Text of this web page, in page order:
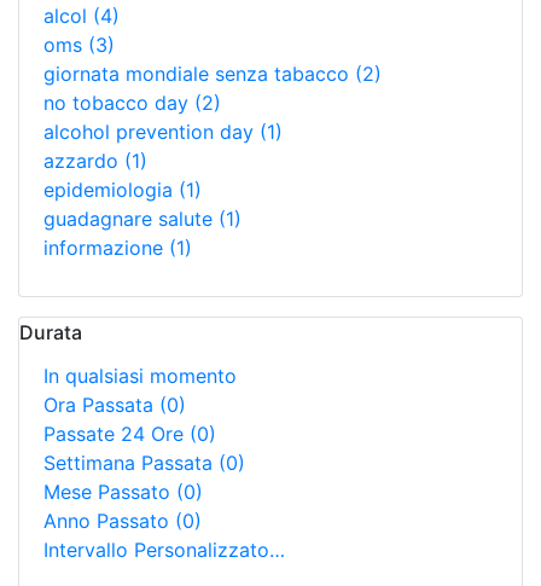
alcol (4)
oms (3)
giornata mondiale senza tabacco (2)
no tobacco day (2)
alcohol prevention day (1)
azzardo (1)
epidemiologia (1)
guadagnare salute (1)
informazione (1)
Durata
In qualsiasi momento
Ora Passata (0)
Passate 24 Ore (0)
Settimana Passata (0)
Mese Passato (0)
Anno Passato (0)
Intervallo Personalizzato…